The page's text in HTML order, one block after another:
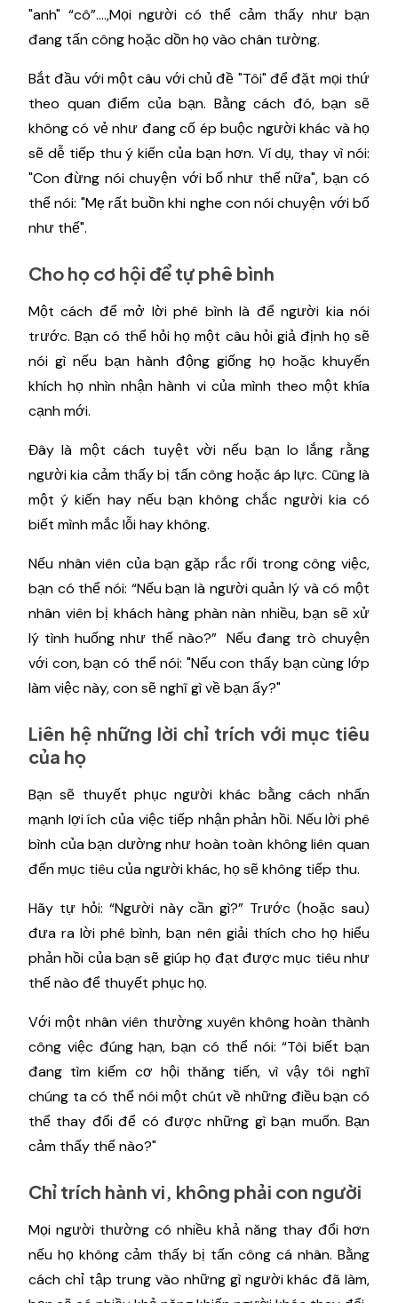
"anh" “cô”....,Mọi người có thể cảm thấy như bạn
đang tấn công hoặc dồn họ vào chân tường.
Bắt đầu với một câu với chủ đề "Tôi" để đặt mọi thứ
theo quan điểm của bạn. Bằng cách đó, bạn sẽ
không có vẻ như đang cố ép buộc người khác và họ
sẽ dễ tiếp thu ý kiến của bạn hơn. Ví dụ, thay vì nói:
"Con đừng nói chuyện với bố như thế nữa", bạn có
thể nói: "Mẹ rất buồn khi nghe con nói chuyện với bố
như thế".
Cho họ cơ hội để tự phê bình
Một cách để mở lời phê bình là để người kia nói
trước. Bạn có thể hỏi họ một câu hỏi giả định họ sẽ
nói gì nếu bạn hành động giống họ hoặc khuyến
khích họ nhìn nhận hành vi của mình theo một khía
cạnh mới.
Đây là một cách tuyệt vời nếu bạn lo lắng rằng
người kia cảm thấy bị tấn công hoặc áp lực. Cũng là
một ý kiến hay nếu bạn không chắc người kia có
biết mình mắc lỗi hay không.
Nếu nhân viên của bạn gặp rắc rối trong công việc,
bạn có thể nói: “Nếu bạn là người quản lý và có một
nhân viên bị khách hàng phàn nàn nhiều, bạn sẽ xử
lý tình huống như thế nào?” Nếu đang trò chuyện
với con, bạn có thể nói: "Nếu con thấy bạn cùng lớp
làm việc này, con sẽ nghĩ gì về bạn ấy?"
Liên hệ những lời chỉ trích với mục tiêu
của họ
Bạn sẽ thuyết phục người khác bằng cách nhấn
mạnh lợi ích của việc tiếp nhận phản hồi. Nếu lời phê
bình của bạn dường như hoàn toàn không liên quan
đến mục tiêu của người khác, họ sẽ không tiếp thu.
Hãy tự hỏi: “Người này cần gì?” Trước (hoặc sau)
đưa ra lời phê bình, bạn nên giải thích cho họ hiểu
phản hồi của bạn sẽ giúp họ đạt được mục tiêu như
thế nào để thuyết phục họ.
Với một nhân viên thường xuyên không hoàn thành
công việc đúng hạn, bạn có thể nói: “Tôi biết bạn
đang tìm kiếm cơ hội thăng tiến, vì vậy tôi nghĩ
chúng ta có thể nói một chút về những điều bạn có
thể thay đổi để có được những gì bạn muốn. Bạn
cảm thấy thế nào?"
Chỉ trích hành vi, không phải con người
Mọi người thường có nhiều khả năng thay đổi hơn
nếu họ không cảm thấy bị tấn công cá nhân. Bằng
cách chỉ tập trung vào những gì người khác đã làm,